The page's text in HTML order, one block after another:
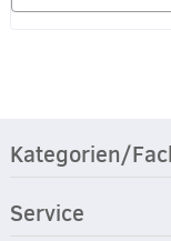
Kategorien/
Service